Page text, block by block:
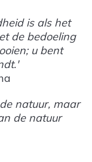
is als het
de bedoeling
u bent
natuur, maar
de natuur